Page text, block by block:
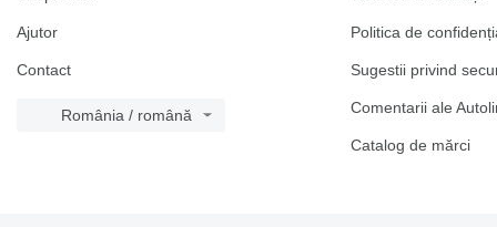
Ajutor
Contact
România / română
Politica de
Sugestii privind
Comentarii ale
Catalog de mărcі